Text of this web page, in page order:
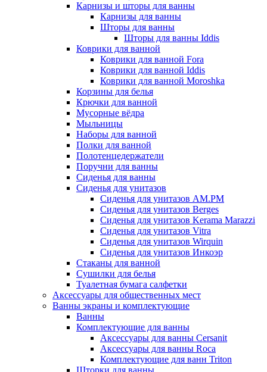
Карнизы и шторы для ванны
Карнизы для ванны
Шторы для ванны
Шторы для ванны Iddis
Коврики для ванной
Коврики для ванной Fora
Коврики для ванной Iddis
Коврики для ванной Moroshka
Корзины для белья
Крючки для ванной
Мусорные вёдра
Мыльницы
Наборы для ванной
Полки для ванной
Полотенцедержатели
Поручни для ванны
Сиденья для ванны
Сиденья для унитазов
Сиденья для унитазов AM.PM
Сиденья для унитазов Berges
Сиденья для унитазов Kerama Marazzi
Сиденья для унитазов Vitra
Сиденья для унитазов Wirquin
Сиденья для унитазов Инкоэр
Стаканы для ванной
Сушилки для белья
Туалетная бумага салфетки
Аксессуары для общественных мест
Ванны экраны и комплектующие
Ванны
Комплектующие для ванны
Аксессуары для ванны Cersanit
Аксессуары для ванны Roca
Комплектующие для ванн Triton